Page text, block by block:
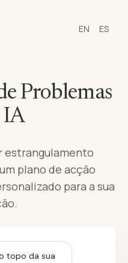
EN ES
Problemas
IA
estrangulamento
plano de acção
para a sua
topo da sua